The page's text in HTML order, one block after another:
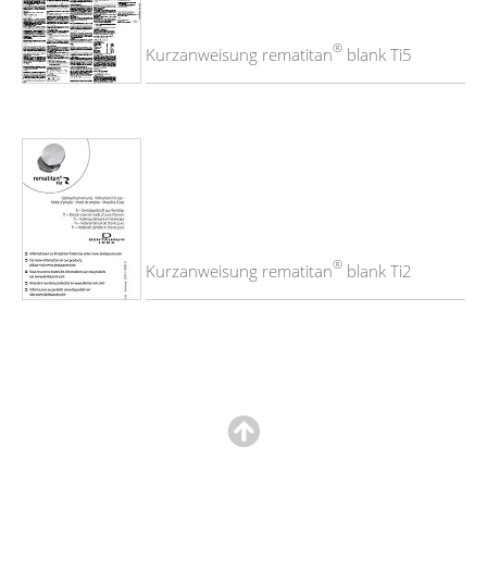
Kurzanweisung rematitan® blank Ti5
Kurzanweisung rematitan® blank Ti2